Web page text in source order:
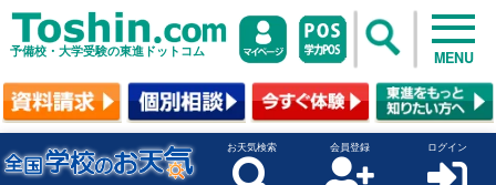
予備校・大学受験の東進ドットコム MENU
お天気検索 会員登録 ログイン